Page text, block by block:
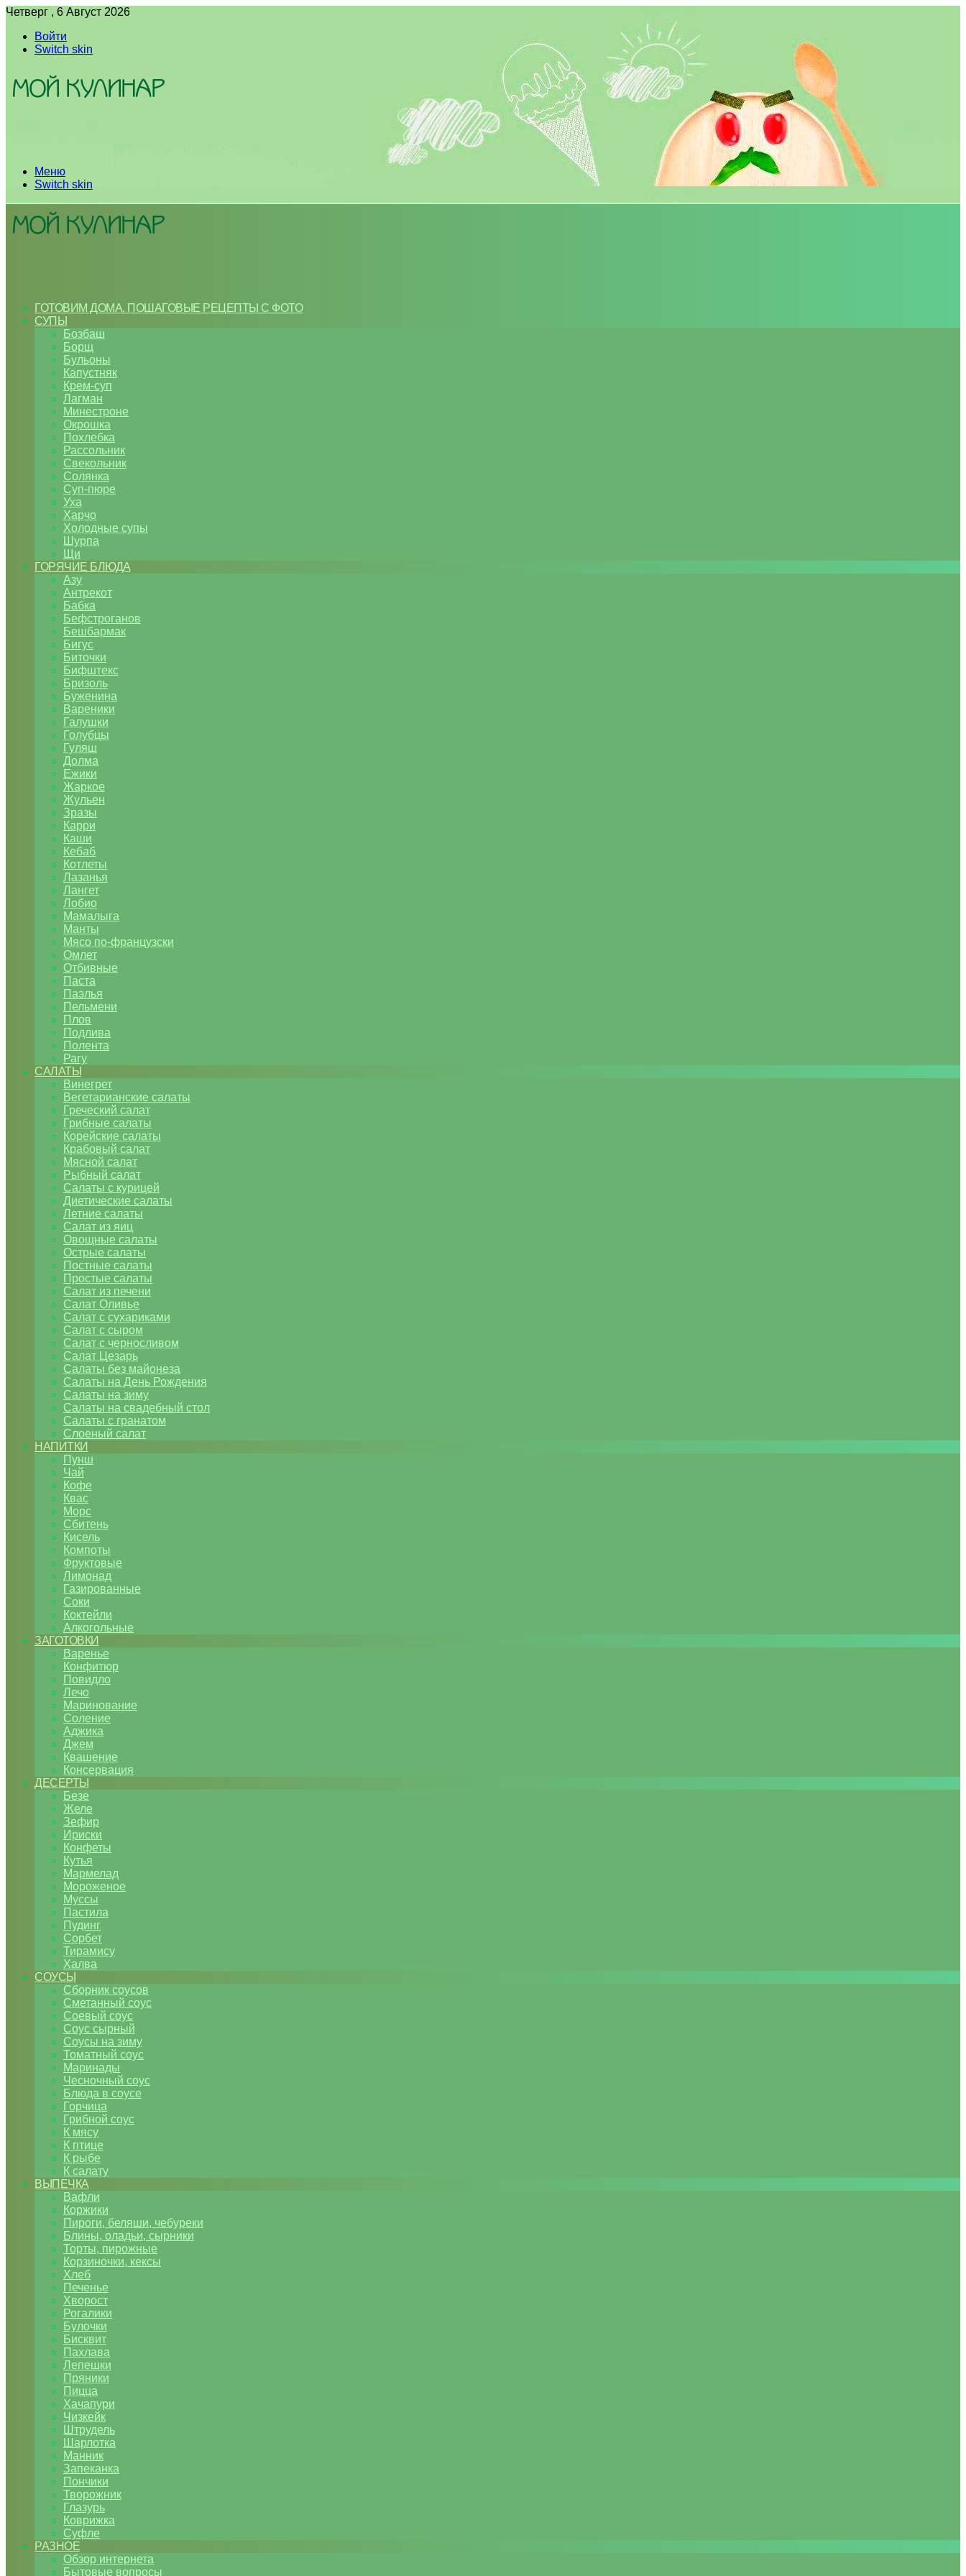
Четверг , 6 Август 2026
Войти
Switch skin
Меню
Switch skin
ГОТОВИМ ДОМА. ПОШАГОВЫЕ РЕЦЕПТЫ С ФОТО
СУПЫ
Бозбаш
Борщ
Бульоны
Капустняк
Крем-суп
Лагман
Минестроне
Окрошка
Похлебка
Рассольник
Свекольник
Солянка
Суп-пюре
Уха
Харчо
Холодные супы
Шурпа
Щи
ГОРЯЧИЕ БЛЮДА
Азу
Антрекот
Бабка
Бефстроганов
Бешбармак
Бигус
Биточки
Бифштекс
Бризоль
Буженина
Вареники
Галушки
Голубцы
Гуляш
Долма
Ежики
Жаркое
Жульен
Зразы
Карри
Каши
Кебаб
Котлеты
Лазанья
Лангет
Лобио
Мамалыга
Манты
Мясо по-французски
Омлет
Отбивные
Паста
Паэлья
Пельмени
Плов
Подлива
Полента
Рагу
САЛАТЫ
Винегрет
Вегетарианские салаты
Греческий салат
Грибные салаты
Корейские салаты
Крабовый салат
Мясной салат
Рыбный салат
Салаты с курицей
Диетические салаты
Летние салаты
Салат из яиц
Овощные салаты
Острые салаты
Постные салаты
Простые салаты
Салат из печени
Салат Оливье
Салат с сухариками
Салат с сыром
Салат с черносливом
Салат Цезарь
Салаты без майонеза
Салаты на День Рождения
Салаты на зиму
Салаты на свадебный стол
Салаты с гранатом
Слоеный салат
НАПИТКИ
Пунш
Чай
Кофе
Квас
Морс
Сбитень
Кисель
Компоты
Фруктовые
Лимонад
Газированные
Соки
Коктейли
Алкогольные
ЗАГОТОВКИ
Варенье
Конфитюр
Повидло
Лечо
Маринование
Соление
Аджика
Джем
Квашение
Консервация
ДЕСЕРТЫ
Безе
Желе
Зефир
Ириски
Конфеты
Кутья
Мармелад
Мороженое
Муссы
Пастила
Пудинг
Сорбет
Тирамису
Халва
СОУСЫ
Сборник соусов
Сметанный соус
Соевый соус
Соус сырный
Соусы на зиму
Томатный соус
Маринады
Чесночный соус
Блюда в соусе
Горчица
Грибной соус
К мясу
К птице
К рыбе
К салату
ВЫПЕЧКА
Вафли
Коржики
Пироги, беляши, чебуреки
Блины, оладьи, сырники
Торты, пирожные
Корзиночки, кексы
Хлеб
Печенье
Хворост
Рогалики
Булочки
Бисквит
Пахлава
Лепешки
Пряники
Пицца
Хачапури
Чизкейк
Штрудель
Шарлотка
Манник
Запеканка
Пончики
Творожник
Глазурь
Коврижка
Суфле
РАЗНОЕ
Обзор интернета
Бытовые вопросы